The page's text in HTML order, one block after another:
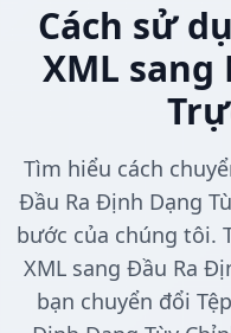
Cách sử
XML sang
Tìm hiểu cách
Đầu Ra Định Dạng
bước của chúng tôi.
XML sang Đầu Ra
bạn chuyển đổi